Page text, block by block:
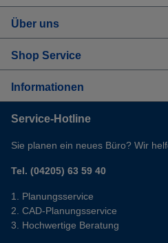
Über uns
Shop Service
Informationen
Service-Hotline
Sie planen ein neues Büro? Wir
Tel. (04205) 63 59 40
Planungsservice
CAD-Planungsservice
Hochwertige Beratung